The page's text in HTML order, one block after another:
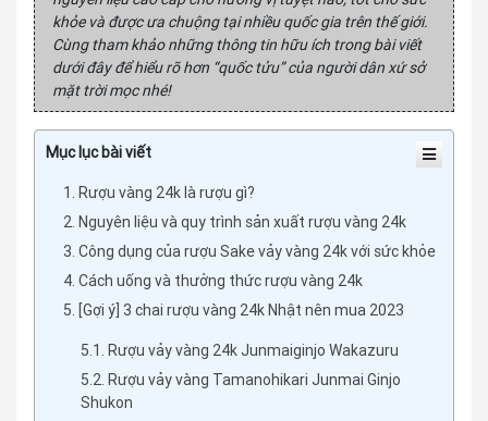
khỏe và được ưa chuộng tại nhiều quốc gia trên thế giới.
Cùng tham khảo những thông tin hữu ích trong bài viết
dưới đây để hiểu rõ hơn “quốc tửu” của người dân xứ sở
mặt trời mọc nhé!
Mục lục bài viết
1. Rượu vàng 24k là rượu gì?
2. Nguyên liệu và quy trình sản xuất rượu vàng 24k
3. Công dụng của rượu Sake vảy vàng 24k với sức khỏe
4. Cách uống và thưởng thức rượu vàng 24k
5. [Gợi ý] 3 chai rượu vàng 24k Nhật nên mua 2023
5.1. Rượu vảy vàng 24k Junmaiginjo Wakazuru
5.2. Rượu vảy vàng Tamanohikari Junmai Ginjo
Shukon